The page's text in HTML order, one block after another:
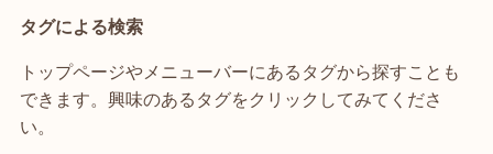
タグによる検索
トップページやメニューバーにあるタグから探すことも
できます。興味のあるタグをクリックしてみてくださ
い。